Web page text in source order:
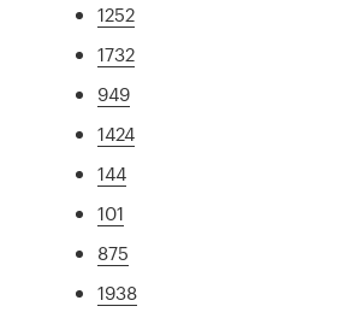
1252
1732
949
1424
144
101
875
1938